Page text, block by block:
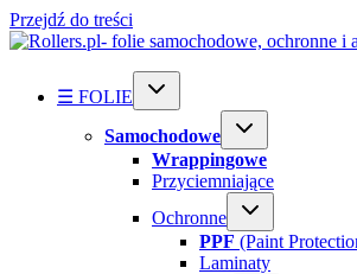
Przejdź do treści
☰ FOLIE
Samochodowe
Wrappingowe
Przyciemniające
Ochronne
PPF (Paint
Laminaty